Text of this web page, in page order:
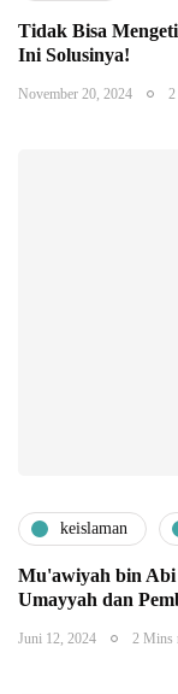
Tidak Bisa
Ini Solusinya!
November 20, 2024
keislaman
Mu'awiyah bin
Umayyah dan
Juni 12, 2024 2 Mins